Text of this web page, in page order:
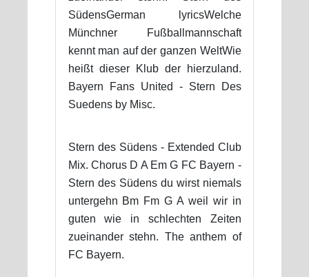
SüdensGerman lyricsWelche
Münchner Fußballmannschaft
kennt man auf der ganzen WeltWie
heißt dieser Klub der hierzuland.
Bayern Fans United - Stern Des
Suedens by Misc.
Stern des Südens - Extended Club
Mix. Chorus D A Em G FC Bayern -
Stern des Südens du wirst niemals
untergehn Bm Fm G A weil wir in
guten wie in schlechten Zeiten
zueinander stehn. The anthem of
FC Bayern.